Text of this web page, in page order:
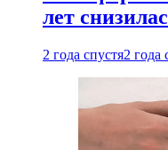
лет
2 года спустя2 года